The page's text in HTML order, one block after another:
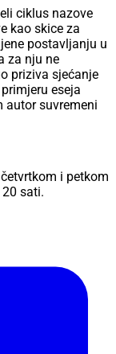
ciklus nazove
kao skice za
postavljanju u
za nju ne
priziva sjećanje
eseja
autor suvremeni
i petkom
sati.